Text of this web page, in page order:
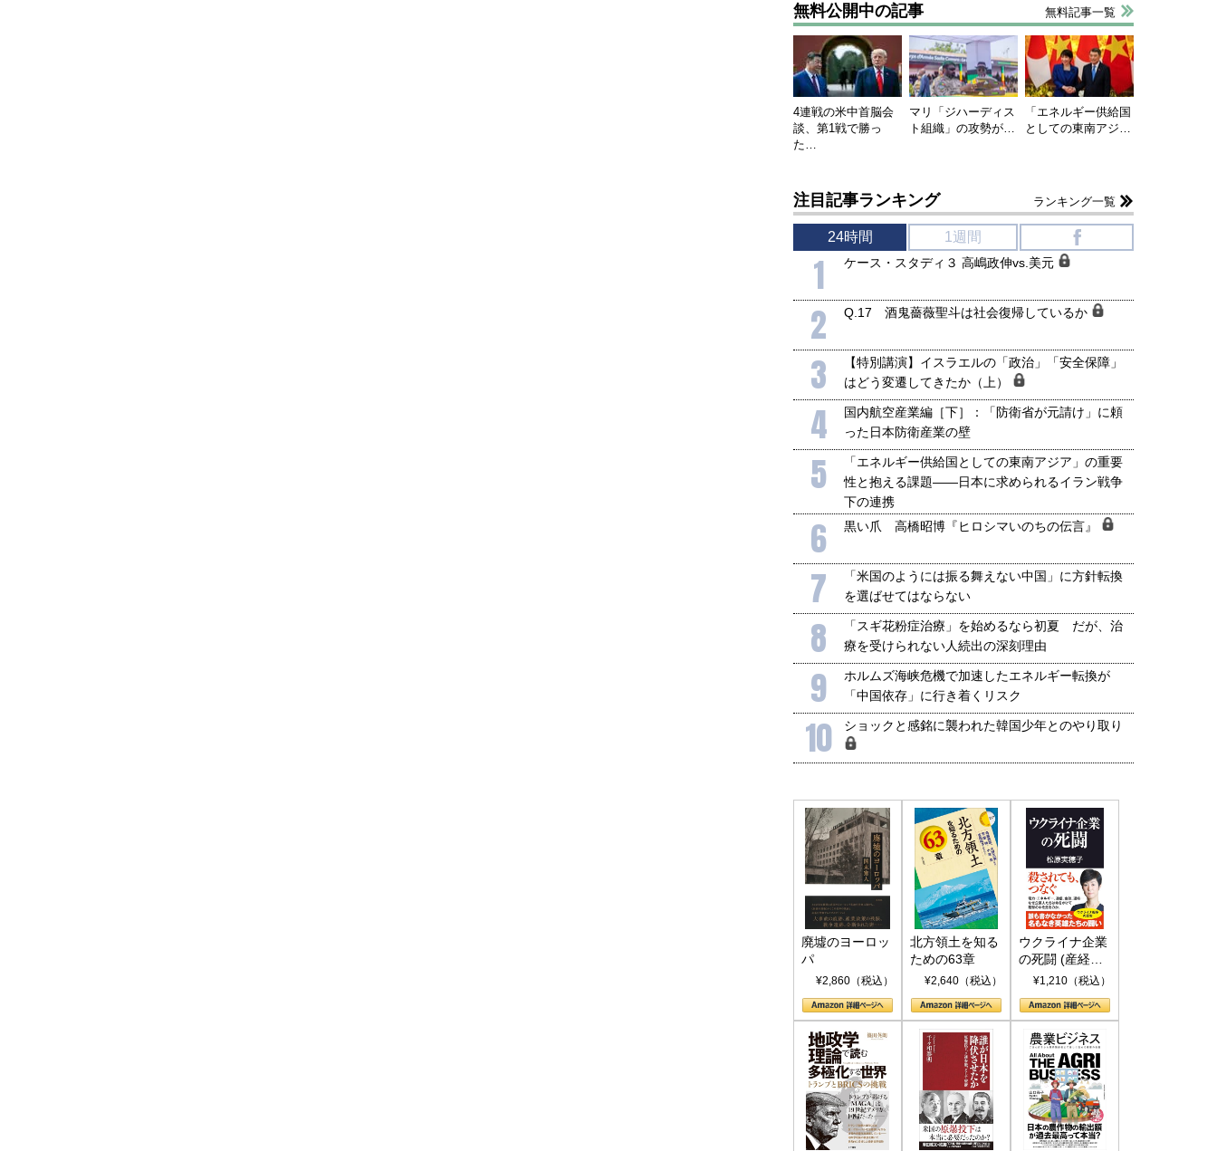
無料公開中の記事 無料記事一覧
4連戦の米中首脳会
談、第1戦で勝っ
た…
マリ「ジハーディス
ト組織」の攻勢が…
「エネルギー供給国
としての東南アジ…
注目記事ランキング ランキング一覧
24時間 1週間
1 ケース・スタディ３ 高嶋政伸vs.美元
2 Q.17 酒鬼薔薇聖斗は社会復帰しているか
3
【特別講演】イスラエルの「政治」「安全保障」
はどう変遷してきたか（上）
4
国内航空産業編［下］：「防衛省が元請け」に頼
った日本防衛産業の壁
5
「エネルギー供給国としての東南アジア」の重要
性と抱える課題――日本に求められるイラン戦争
下の連携
6 黒い爪 高橋昭博『ヒロシマいのちの伝言』
7
「米国のようには振る舞えない中国」に方針転換
を選ばせてはならない
8
「スギ花粉症治療」を始めるなら初夏 だが、治
療を受けられない人続出の深刻理由
9
ホルムズ海峡危機で加速したエネルギー転換が
「中国依存」に行き着くリスク
10 ショックと感銘に襲われた韓国少年とのやり取り
廃墟のヨーロッ
パ
¥2,860（税込）
北方領土を知る
ための63章
¥2,640（税込）
ウクライナ企業
の死闘 (産経セ
レクト S 039)
¥1,210（税込）